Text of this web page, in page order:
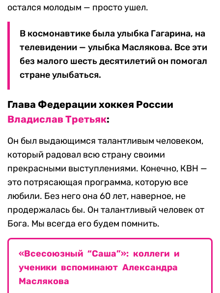
остался молодым — просто ушел.
В космонавтике была улыбка Гагарина, на
телевидении — улыбка Маслякова. Все эти
без малого шесть десятилетий он помогал
стране улыбаться.
Глава Федерации хоккея России
Владислав Третьяк:
Он был выдающимся талантливым человеком,
который радовал всю страну своими
прекрасными выступлениями. Конечно, КВН —
это потрясающая программа, которую все
любили. Без него она 60 лет, наверное, не
продержалась бы. Он талантливый человек от
Бога. Мы всегда его будем помнить.
«Всесоюзный “Саша”»: коллеги и
ученики вспоминают Александра
Маслякова